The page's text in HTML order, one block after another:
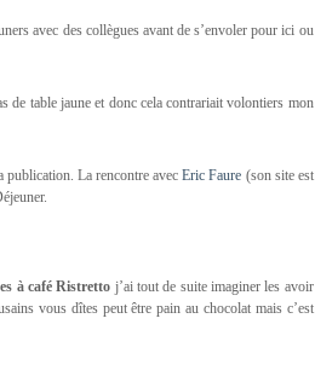
avec des collègues avant de s’envoler pour ici ou
de table jaune et donc cela contrariait volontiers mon
publication. La rencontre avecEric Faure (son site est
à café Ristretto j’ai tout de suite imaginer les avoir
vous dîtes peut être pain au chocolat mais c’est